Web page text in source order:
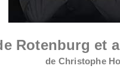
Rotenburg et
de Christophe